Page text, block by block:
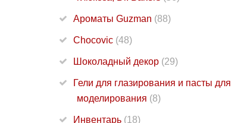
Ароматы Guzman (88)
Chocovic (48)
Шоколадный декор (29)
Гели для глазирования и пасты для
моделирования (8)
Инвентарь (18)